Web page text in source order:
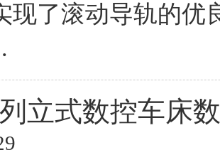
现了滚动导轨的优
立式数控车床